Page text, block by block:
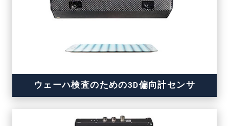
ウェーハ検査のための3D偏向計センサ